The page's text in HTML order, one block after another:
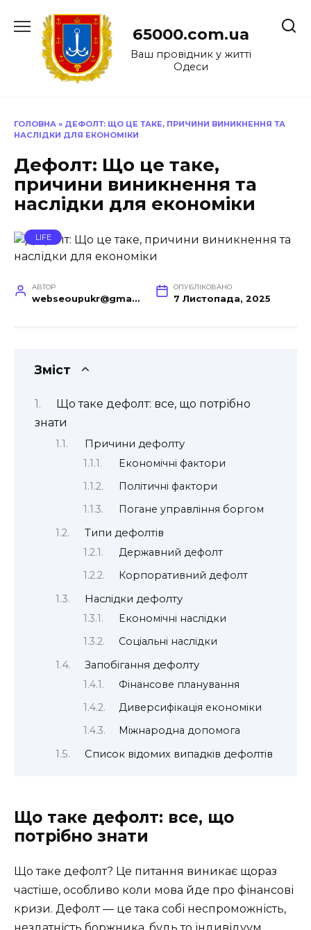
до
65000.com.ua
Ваш провідник у житті
Одеси
ГОЛОВНА » ДЕФОЛТ: ЩО ЦЕ ТАКЕ, ПРИЧИНИ ВИНИКНЕННЯ ТА
НАСЛІДКИ ДЛЯ ЕКОНОМІКИ
Дефолт: Що це таке,
причини виникнення та
наслідки для економіки
LIFE
АВТОР
webseoupukr@gmail.com
ОПУБЛІКОВАНО
7 Листопада, 2025
Зміст
Що таке дефолт: все, що потрібно
знати
Причини дефолту
Економічні фактори
Політичні фактори
Погане управління боргом
Типи дефолтів
Державний дефолт
Корпоративний дефолт
Наслідки дефолту
Економічні наслідки
Соціальні наслідки
Запобігання дефолту
Фінансове планування
Диверсифікація економіки
Міжнародна допомога
Список відомих випадків дефолтів
Що таке дефолт: все, що
потрібно знати
Що таке дефолт? Це питання виникає щораз
частіше, особливо коли мова йде про фінансові
кризи. Дефолт — це така собі неспроможність,